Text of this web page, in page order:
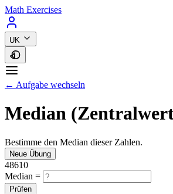
Math Exercises
UK
← Aufgabe wechseln
Median
Bestimme den Median dieser Zahlen.
Neue Übung
48610
Median =
Prüfen